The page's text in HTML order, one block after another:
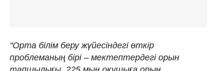
"Орта білім беру жүйесіндегі өткір
проблеманың бірі – мектептердегі орын